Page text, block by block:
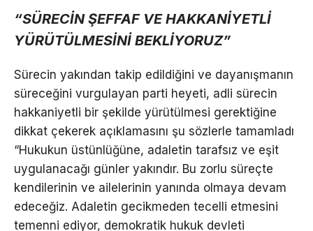
“SÜRECİN ŞEFFAF VE HAKKANİYETLİ
YÜRÜTÜLMESİNİ BEKLİYORUZ”
Sürecin yakından takip edildiğini ve dayanışmanın
süreceğini vurgulayan parti heyeti, adli sürecin
hakkaniyetli bir şekilde yürütülmesi gerektiğine
dikkat çekerek açıklamasını şu sözlerle tamamladı
“Hukukun üstünlüğüne, adaletin tarafsız ve eşit
uygulanacağı günler yakındır. Bu zorlu süreçte
kendilerinin ve ailelerinin yanında olmaya devam
edeceğiz. Adaletin gecikmeden tecelli etmesini
temenni ediyor, demokratik hukuk devleti